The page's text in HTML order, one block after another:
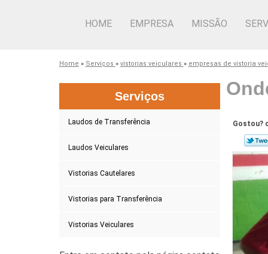
HOME EMPRESA MISSÃO
Home » Serviços » vistorias veiculares » empresas de vistoria
Serviços
Laudos de Transferência
Laudos Veiculares
Vistorias Cautelares
Vistorias para Transferência
Vistorias Veiculares
Gostou?